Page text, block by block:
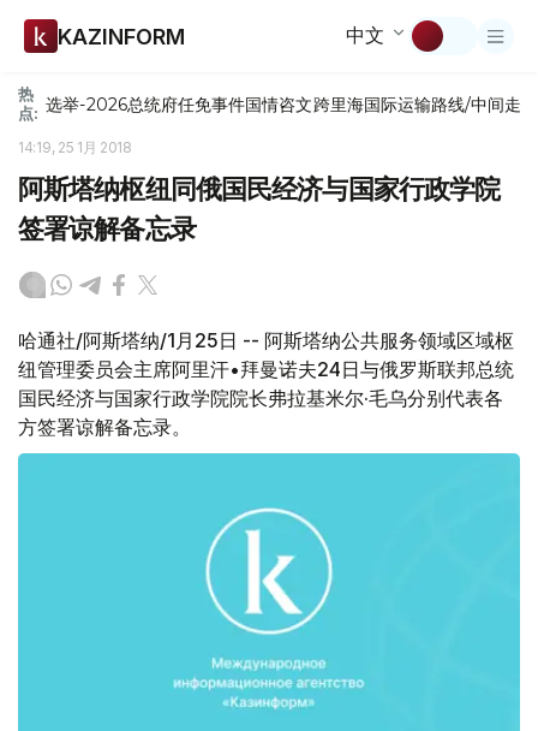
KAZINFORM 中文
热
点: 选举-2026总统府任免事件国情咨文跨里海国际运输路线/中间走廊
14:19, 25 1月 2018
阿斯塔纳枢纽同俄国民经济与国家行政学院
签署谅解备忘录
哈通社/阿斯塔纳/1月25日 -- 阿斯塔纳公共服务领域区域枢
纽管理委员会主席阿里汗•拜曼诺夫24日与俄罗斯联邦总统
国民经济与国家行政学院院长弗拉基米尔·毛乌分别代表各
方签署谅解备忘录。